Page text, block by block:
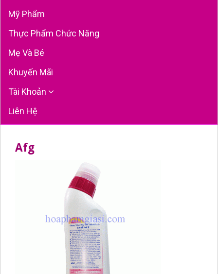
Mỹ Phẩm
Thực Phẩm Chức Năng
Mẹ Và Bé
Khuyến Mãi
Tài Khoản
Liên Hệ
Afg